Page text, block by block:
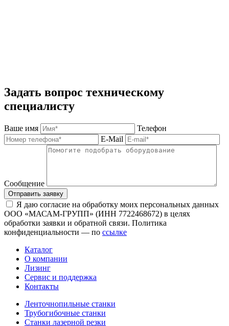
Задать вопрос техническому
специалисту
Ваше имя
Телефон
E-Mail
Сообщение
Отправить заявку
Я даю согласие на обработку моих персональных данных
ООО «МАСАМ-ГРУПП» (ИНН 7722468672) в целях
обработки заявки и обратной связи. Политика
конфиденциальности — по ссылке
Каталог
О компании
Лизинг
Сервис и поддержка
Контакты
Ленточнопильные станки
Трубогибочные станки
Станки лазерной резки